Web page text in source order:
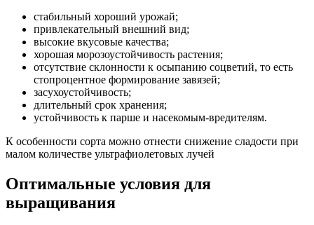
стабильный хороший урожай;
привлекательный внешний вид;
высокие вкусовые качества;
хорошая морозоустойчивость растения;
отсутствие склонности к осыпанию соцветий, то есть
стопроцентное формирование завязей;
засухоустойчивость;
длительный срок хранения;
устойчивость к парше и насекомым-вредителям.
К особенности сорта можно отнести снижение сладости при
малом количестве ультрафиолетовых лучей
Оптимальные условия для
выращивания